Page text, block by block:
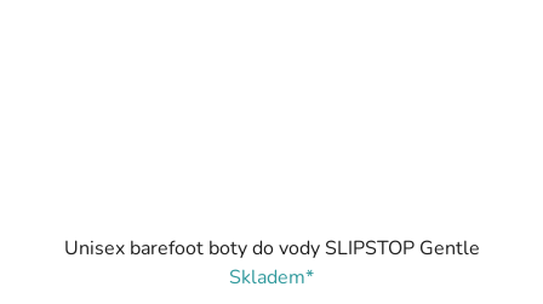
Unisex barefoot boty do vody SLIPSTOP Gentle
Skladem*